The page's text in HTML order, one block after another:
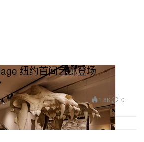
纽约首间艺廊登场
1.8K 0